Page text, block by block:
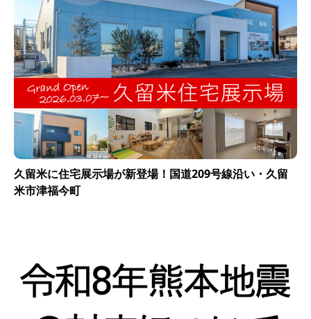
久留米に住宅展示場が新登場！国道209号線沿い・久留
米市津福今町